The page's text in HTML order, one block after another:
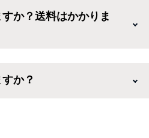
セットから、季節・空調家
まで、幅広く中古家電を取り
か？送料はかかりま
社配送を選択いただくこと
か？